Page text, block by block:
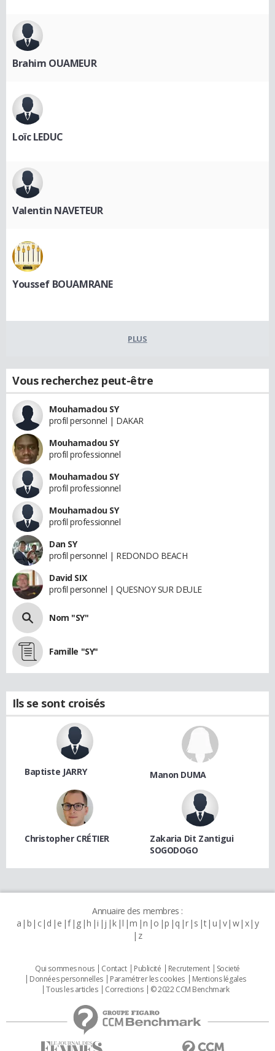
Brahim OUAMEUR
Loïc LEDUC
Valentin NAVETEUR
Youssef BOUAMRANE
PLUS
Vous recherchez peut-être
Mouhamadou SY
profil personnel | DAKAR
Mouhamadou SY
profil professionnel
Mouhamadou SY
profil professionnel
Mouhamadou SY
profil professionnel
Dan SY
profil personnel | REDONDO BEACH
David SIX
profil personnel | QUESNOY SUR DEULE
Nom "SY"
Famille "SY"
Ils se sont croisés
Baptiste JARRY Manon DUMA
Christopher CRÉTIER
Zakaria Dit Zantigui
SOGODOGO
Annuaire des membres :
a b c d e f g h i j k l m n o p q r s t u v w x y
z
Qui sommes nous Contact Publicité Recrutement
Societé
Données personnelles
Paramétrer les cookies
Mentions légales
Tous les articles
Corrections © 2022 CCM Benchmark